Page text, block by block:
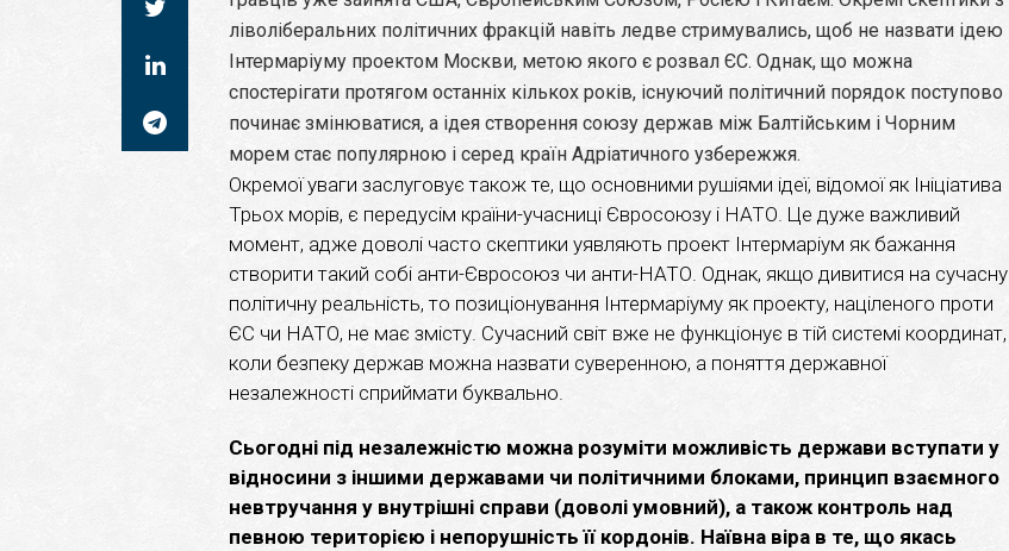
ліволіберальних політичних фракцій навіть ледве стримувались, щоб не назвати ідею
Інтермаріуму проектом Москви, метою якого є розвал ЄС. Однак, що можна
спостерігати протягом останніх кількох років, існуючий політичний порядок поступово
починає змінюватися, а ідея створення союзу держав між Балтійським і Чорним
морем стає популярною і серед країн Адріатичного узбережжя.
Окремої уваги заслуговує також те, що основними рушіями ідеї, відомої як Ініціатива
Трьох морів, є передусім країни-учасниці Євросоюзу і НАТО. Це дуже важливий
момент, адже доволі часто скептики уявляють проект Інтермаріум як бажання
створити такий собі анти-Євросоюз чи анти-НАТО. Однак, якщо дивитися на сучасну
політичну реальність, то позиціонування Інтермаріуму як проекту, націленого проти
ЄС чи НАТО, не має змісту. Сучасний світ вже не функціонує в тій системі координат,
коли безпеку держав можна назвати суверенною, а поняття державної
незалежності сприймати буквально.
Сьогодні під незалежністю можна розуміти можливість держави вступати у
відносини з іншими державами чи політичними блоками, принцип взаємного
невтручання у внутрішні справи (доволі умовний), а також контроль над
певною територією і непорушність її кордонів. Наївна віра в те, що якась